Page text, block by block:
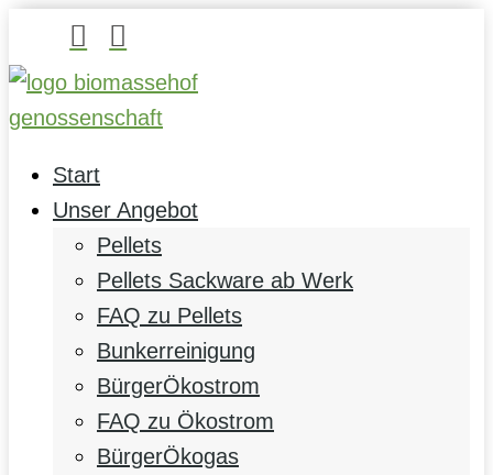
 
Start
Unser Angebot
Pellets
Pellets Sackware ab Werk
FAQ zu Pellets
Bunkerreinigung
BürgerÖkostrom
FAQ zu Ökostrom
BürgerÖkogas